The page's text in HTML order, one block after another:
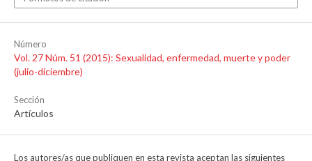
Número
Vol. 27 Núm. 51 (2015): Sexualidad, enfermedad, muerte y poder
(julio-diciembre)
Sección
Artículos
Los autores/as que publiquen en esta revista aceptan las siguientes